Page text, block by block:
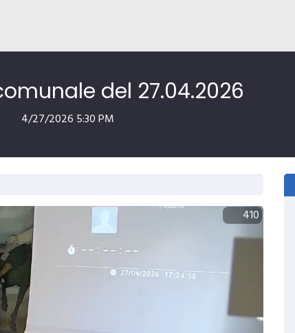
del 27.04.2026
4/27/2026 5:30 PM
410